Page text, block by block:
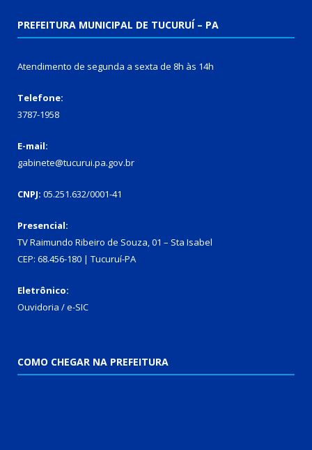
PREFEITURA MUNICIPAL DE TUCURUÍ – PA
Atendimento de segunda a sexta de 8h às 14h
Telefone:
3787-1958
E-mail:
gabinete@tucurui.pa.gov.br
CNPJ: 05.251.632/0001-41
Presencial:
TV Raimundo Ribeiro de Souza, 01 – Sta Isabel
CEP: 68.456-180 | Tucuruí-PA
Eletrônico:
Ouvidoria /e-SIC
COMO CHEGAR NA PREFEITURA